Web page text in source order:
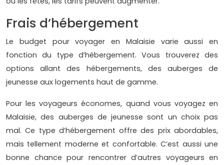
Frais d’hébergement
Le budget pour voyager en Malaisie varie aussi en
fonction du type d’hébergement. Vous trouverez des
options allant des hébergements, des auberges de
jeunesse aux logements haut de gamme.
Pour les voyageurs économes, quand vous voyagez en
Malaisie, des auberges de jeunesse sont un choix pas
mal. Ce type d’hébergement offre des prix abordables,
mais tellement moderne et confortable. C’est aussi une
bonne chance pour rencontrer d’autres voyageurs en